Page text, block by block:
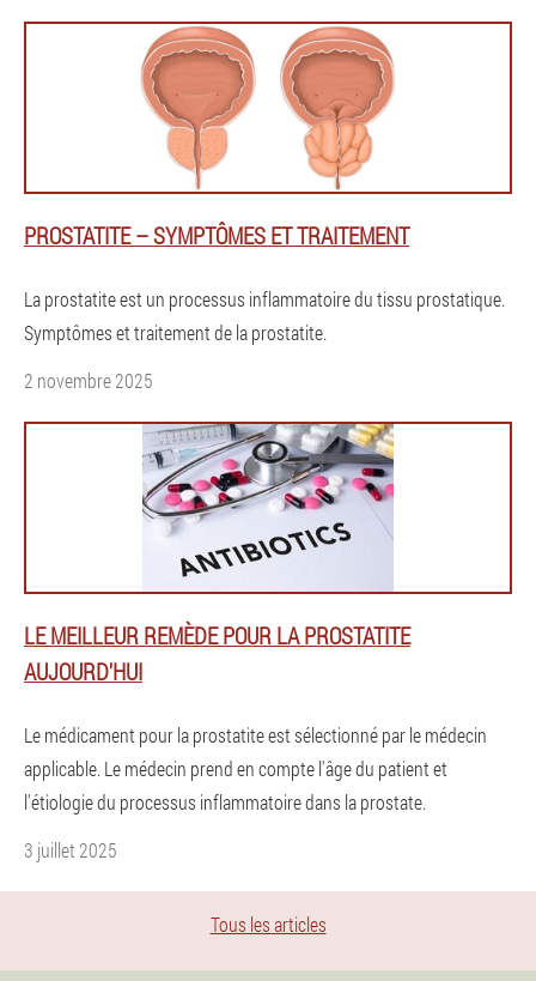
PROSTATITE – SYMPTÔMES ET TRAITEMENT
La prostatite est un processus inflammatoire du tissu prostatique.
Symptômes et traitement de la prostatite.
2 novembre 2025
LE MEILLEUR REMÈDE POUR LA PROSTATITE
AUJOURD'HUI
Le médicament pour la prostatite est sélectionné par le médecin
applicable. Le médecin prend en compte l'âge du patient et
l'étiologie du processus inflammatoire dans la prostate.
3 juillet 2025
Tous les articles